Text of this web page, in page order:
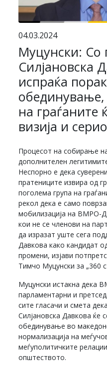
04.03.2024
Муцунски: Со
Силјановска
испраќа
на граѓаните
визија и
Процесот на собирање
дополнителен
Неспорно е дека
пратениците извира од
поголема група на
рекол дека е само
мобилизација на ВМРО-
кои не се членови на
да изразат уште сега
Давкова како кандидат
промени, изјави
Тимчо Муцунски за „360
Муцунски истакна дека
парламентарни и
сите гласачи и смета
Силјановска Давкова ќе
обединување во
нормализација на
меѓуполитичките
општеството.